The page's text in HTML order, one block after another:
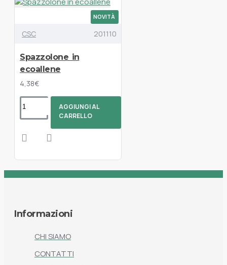
NOVITÀ
CSC 201110
Spazzolone in
ecoallene
4,38€
AGGIUNGI AL
CARRELLO
Informazioni
CHI SIAMO
CONTATTI